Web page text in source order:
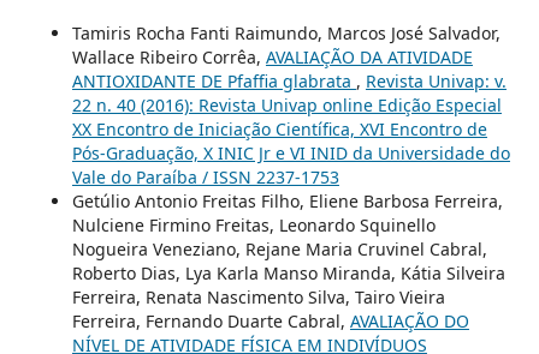
Tamiris Rocha Fanti Raimundo, Marcos José Salvador,
Wallace Ribeiro Corrêa, AVALIAÇÃO DA ATIVIDADE
ANTIOXIDANTE DE Pfaffia glabrata , Revista Univap: v.
22 n. 40 (2016): Revista Univap online Edição Especial
XX Encontro de Iniciação Científica, XVI Encontro de
Pós-Graduação, X INIC Jr e VI INID da Universidade do
Vale do Paraíba / ISSN 2237-1753
Getúlio Antonio Freitas Filho, Eliene Barbosa Ferreira,
Nulciene Firmino Freitas, Leonardo Squinello
Nogueira Veneziano, Rejane Maria Cruvinel Cabral,
Roberto Dias, Lya Karla Manso Miranda, Kátia Silveira
Ferreira, Renata Nascimento Silva, Tairo Vieira
Ferreira, Fernando Duarte Cabral, AVALIAÇÃO DO
NÍVEL DE ATIVIDADE FÍSICA EM INDIVÍDUOS